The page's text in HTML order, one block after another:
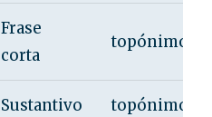
Frase
corta
topónimo
Sustantivo topónimo